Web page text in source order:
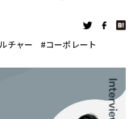
チャー コーポレート